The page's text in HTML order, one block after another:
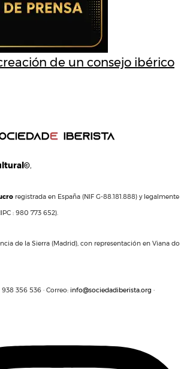
de un consejo ibérico
,
registrada en España (NIF G-88.181.888) y legalmente
: 980 773 652).
de la Sierra (Madrid), con representación en Viana do
938 356 536 · Correo: info@sociedadiberista.org ·